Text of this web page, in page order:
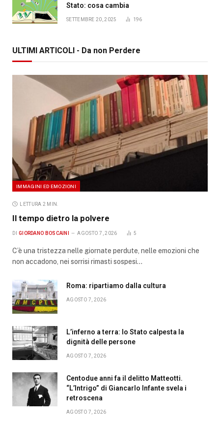
Stato: cosa cambia
SETTEMBRE 20, 2025 196
ULTIMI ARTICOLI - Da non Perdere
IMMAGINI ED EMOZIONI
LETTURA 2 MIN.
Il tempo dietro la polvere
DI GIORDANO BOSCAINI AGOSTO 7, 2026 5
C’è una tristezza nelle giornate perdute, nelle emozioni che
non accadono, nei sorrisi rimasti sospesi…
Roma: ripartiamo dalla cultura
AGOSTO 7, 2026
L’inferno a terra: lo Stato calpesta la
dignità delle persone
AGOSTO 7, 2026
Centodue anni fa il delitto Matteotti.
“L’Intrigo” di Giancarlo Infante svela i
retroscena
AGOSTO 7, 2026